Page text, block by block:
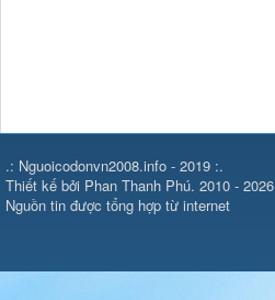
.: Nguoicodonvn2008.info - 2019 :.
Thiết kế bởi Phan Thanh Phú. 2010 - 2026
Nguồn tin được tổng hợp từ internet